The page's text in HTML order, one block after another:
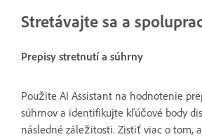
Stretávajte sa a
Prepisy stretnutí a súhrny
Použite AI Assistant na hodnotenie
súhrnov a identifikujte kľúčové body
následné záležitosti. Zistiť viac o tom,